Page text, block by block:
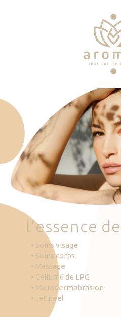
Soins
Je veux faire un bon cadeau
Plan d’accès
Prendre RDV
'essence de
• Soins visage
• Soins corps
• Massage
• Cellum6 de LPG
• Microdermabrasion
• Jet peel